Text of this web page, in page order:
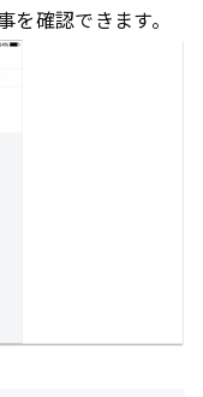
確認できます。